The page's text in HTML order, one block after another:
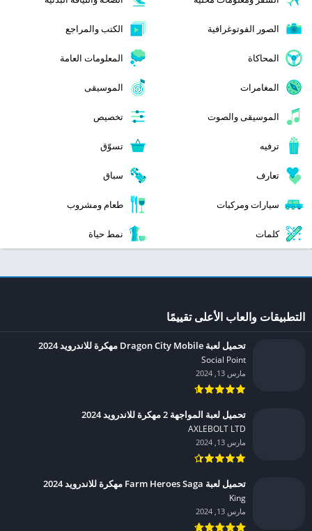
الصور الفوتوغرافية الكتب والمراجع
المحاكاة المعلومات العامة
المغامرات الموسيقى
الموسيقى والصوت تخصيص
ترفيه تسوّق
تعارف سباق
سيارات ومركبات طعام ومشروب
كلمات نمط حياة
التطبيقات والعاب الأعلى تقييمًا
تحميل لعبة Dragon City Mobile مهكرة للاندرويد 2024
Social Point‏
مارس 13, 2024
تحميل لعبة المواجهة 2 مهكرة للاندرويد 2024
AXLEBOLT LTD‏
مارس 13, 2024
تحميل لعبة Farm Heroes Saga مهكرة للاندرويد 2024
King‏
مارس 13, 2024